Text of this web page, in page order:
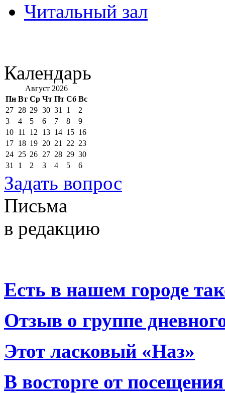
Читальный зал
Календарь
Август 2026
Пн Вт Ср Чт Пт Сб Вс
27 28 29 30 31 1
2
3
4 5 6 7 8
9
10 11 12 13 14 15 16
17 18 19 20 21 22 23
24 25 26 27 28 29 30
31
1 2 3 4 5 6
Задать вопрос
Письма
в редакцию
Есть в нашем городе
Отзыв о группе
Этот ласковый «Наз»
В восторге от